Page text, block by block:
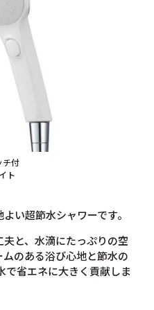
チ付
ト
い超節水シャワーです。
と、水滴にたっぷりの空
のある浴び心地と節水の
で省エネに大きく貢献しま